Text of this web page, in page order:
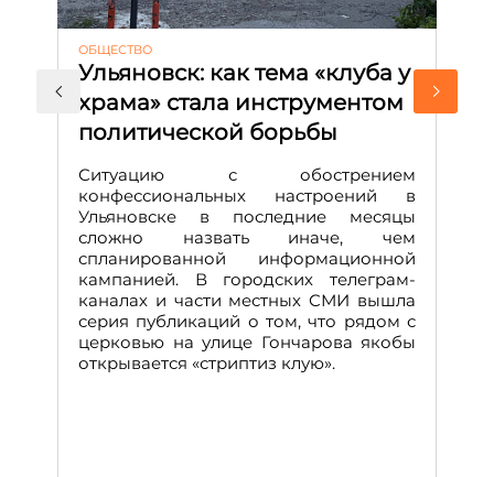
ОБЩЕСТВО
Ульяновск: как тема «клуба у
храма» стала инструментом
политической борьбы
Ситуацию с обострением
конфессиональных настроений в
Ульяновске в последние месяцы
сложно назвать иначе, чем
спланированной информационной
кампанией. В городских телеграм-
каналах и части местных СМИ вышла
серия публикаций о том, что рядом с
церковью на улице Гончарова якобы
открывается «стриптиз клую».